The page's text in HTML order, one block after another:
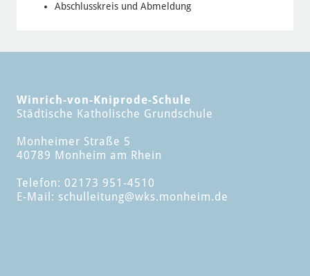
Abschlusskreis und Abmeldung
Winrich-von-Kniprode-Schule
Städtische Katholische Grundschule
Monheimer Straße 5
40789 Monheim am Rhein
Telefon: 02173 951-4510
E-Mail: schulleitung@wks.monheim.de